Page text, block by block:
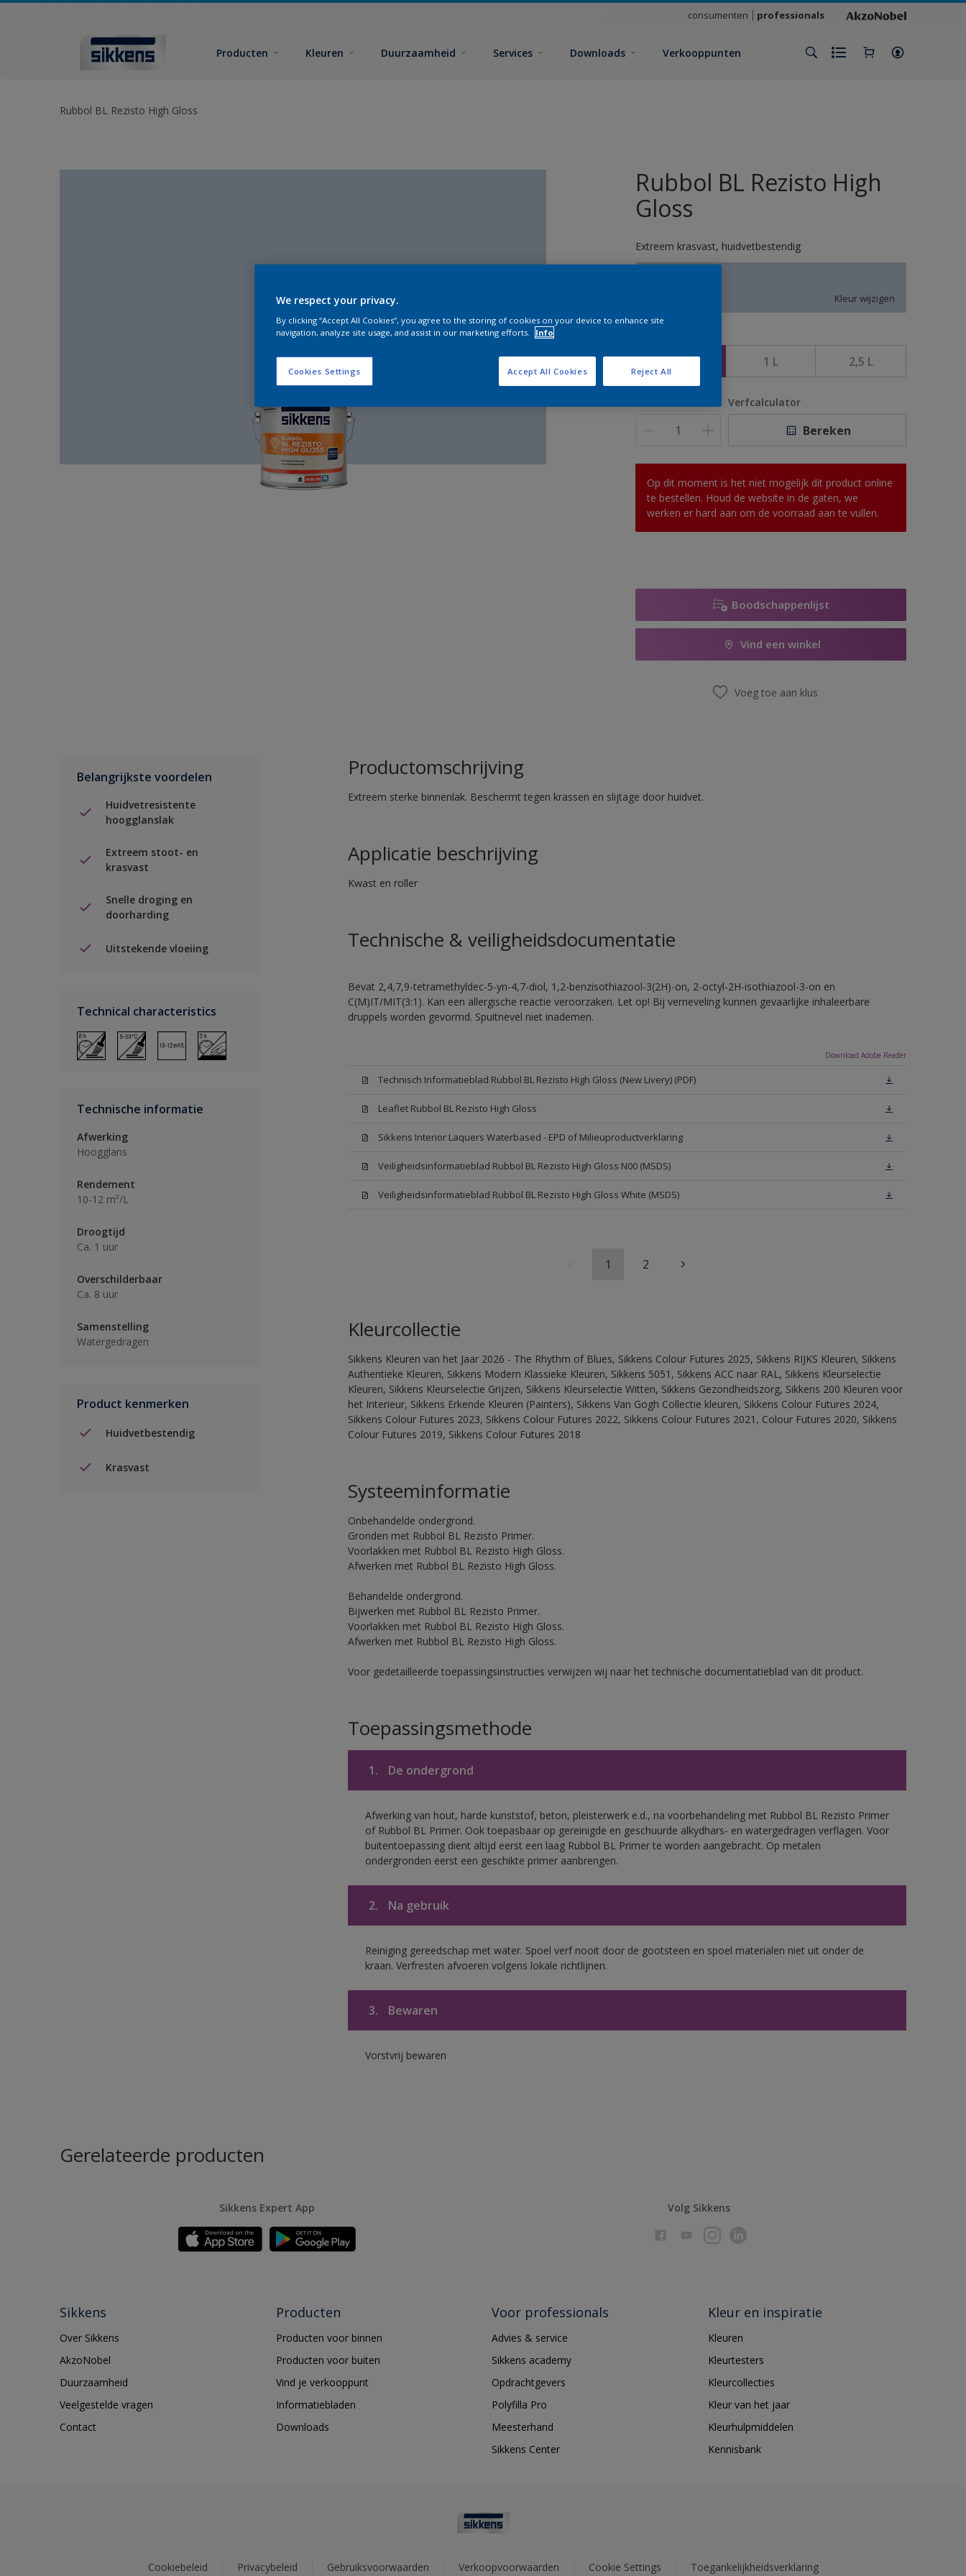
consumenten professionals
Producten Kleuren Duurzaamheid Services Downloads Verkooppunten
Rubbol BL Rezisto High Gloss
Rubbol BL Rezisto High
Gloss
Extreem krasvast, huidvetbestendig
Kleur wijzigen
500 ML 1 L 2,5 L
Verfcalculator
Bereken
Op dit moment is het niet mogelijk dit product online
te bestellen. Houd de website in de gaten, we
werken er hard aan om de voorraad aan te vullen.
Boodschappenlijst
Vind een winkel
Voeg toe aan klus
Belangrijkste voordelen
Huidvetresistente
hoogglanslak
Extreem stoot- en
krasvast
Snelle droging en
doorharding
Uitstekende vloeiing
Technical characteristics
Technische informatie
Afwerking
Hoogglans
Rendement
10-12 m²/L
Droogtijd
Ca. 1 uur
Overschilderbaar
Ca. 8 uur
Samenstelling
Watergedragen
Product kenmerken
Huidvetbestendig
Krasvast
Productomschrijving
Extreem sterke binnenlak. Beschermt tegen krassen en slijtage door huidvet.
Applicatie beschrijving
Kwast en roller
Technische & veiligheidsdocumentatie
Bevat 2,4,7,9-tetramethyldec-5-yn-4,7-diol, 1,2-benzisothiazool-3(2H)-on, 2-octyl-2H-isothiazool-3-on en
C(M)IT/MIT(3:1). Kan een allergische reactie veroorzaken. Let op! Bij verneveling kunnen gevaarlijke inhaleerbare
druppels worden gevormd. Spuitnevel niet inademen.
Download Adobe Reader
Technisch Informatieblad Rubbol BL Rezisto High Gloss (New Livery) (PDF)
Leaflet Rubbol BL Rezisto High Gloss
Sikkens Interior Laquers Waterbased - EPD of Milieuproductverklaring
Veiligheidsinformatieblad Rubbol BL Rezisto High Gloss N00 (MSDS)
Veiligheidsinformatieblad Rubbol BL Rezisto High Gloss White (MSDS)
1 2
Kleurcollectie
Sikkens Kleuren van het Jaar 2026 - The Rhythm of Blues, Sikkens Colour Futures 2025, Sikkens RIJKS Kleuren, Sikkens
Authentieke Kleuren, Sikkens Modern Klassieke Kleuren, Sikkens 5051, Sikkens ACC naar RAL, Sikkens Kleurselectie
Kleuren, Sikkens Kleurselectie Grijzen, Sikkens Kleurselectie Witten, Sikkens Gezondheidszorg, Sikkens 200 Kleuren voor
het Interieur, Sikkens Erkende Kleuren (Painters), Sikkens Van Gogh Collectie kleuren, Sikkens Colour Futures 2024,
Sikkens Colour Futures 2023, Sikkens Colour Futures 2022, Sikkens Colour Futures 2021, Colour Futures 2020, Sikkens
Colour Futures 2019, Sikkens Colour Futures 2018
Systeeminformatie
Onbehandelde ondergrond.
Gronden met Rubbol BL Rezisto Primer.
Voorlakken met Rubbol BL Rezisto High Gloss.
Afwerken met Rubbol BL Rezisto High Gloss.
Behandelde ondergrond.
Bijwerken met Rubbol BL Rezisto Primer.
Voorlakken met Rubbol BL Rezisto High Gloss.
Afwerken met Rubbol BL Rezisto High Gloss.
Voor gedetailleerde toepassingsinstructies verwijzen wij naar het technische documentatieblad van dit product.
Toepassingsmethode
1. De ondergrond
Afwerking van hout, harde kunststof, beton, pleisterwerk e.d., na voorbehandeling met Rubbol BL Rezisto Primer
of Rubbol BL Primer. Ook toepasbaar op gereinigde en geschuurde alkydhars- en watergedragen verflagen. Voor
buitentoepassing dient altijd eerst een laag Rubbol BL Primer te worden aangebracht. Op metalen
ondergronden eerst een geschikte primer aanbrengen.
2. Na gebruik
Reiniging gereedschap met water. Spoel verf nooit door de gootsteen en spoel materialen niet uit onder de
kraan. Verfresten afvoeren volgens lokale richtlijnen.
3. Bewaren
Vorstvrij bewaren
Gerelateerde producten
Sikkens Expert App Volg Sikkens
Sikkens
Over Sikkens
AkzoNobel
Duurzaamheid
Veelgestelde vragen
Contact
Producten
Producten voor binnen
Producten voor buiten
Vind je verkooppunt
Informatiebladen
Downloads
Voor professionals
Advies & service
Sikkens academy
Opdrachtgevers
Polyfilla Pro
Meesterhand
Sikkens Center
Kleur en inspiratie
Kleuren
Kleurtesters
Kleurcollecties
Kleur van het jaar
Kleurhulpmiddelen
Kennisbank
Cookiebeleid Privacybeleid Gebruiksvoorwaarden Verkoopvoorwaarden Cookie Settings Toegankelijkheidsverklaring
We respect your privacy.
By clicking “Accept All Cookies”, you agree to the storing of cookies on your device to enhance site
navigation, analyze site usage, and assist in our marketing efforts.
Info
Cookies Settings Reject All
Accept All Cookies